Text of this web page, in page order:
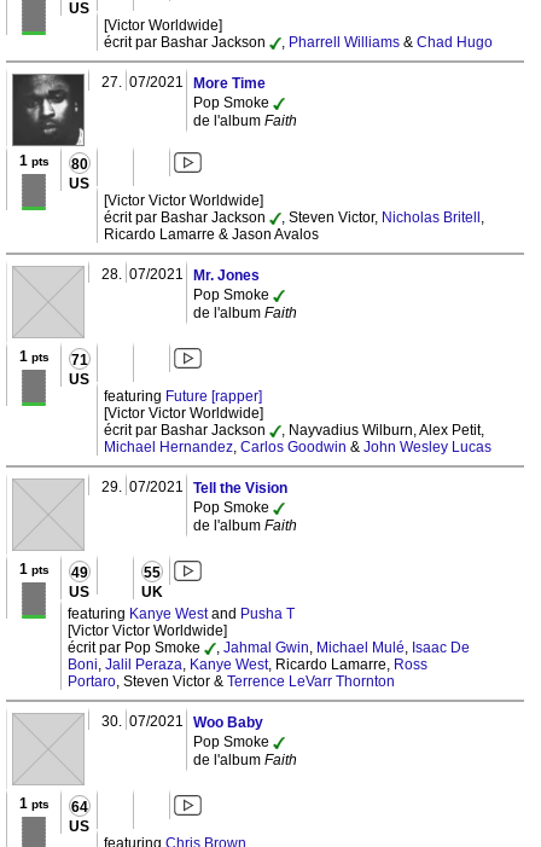
US
[Victor Worldwide]
écrit par Bashar Jackson
, Pharrell Williams & Chad Hugo
27. 07/2021
More Time
Pop Smoke
de l'album Faith
1 pts 80
US
[Victor Victor Worldwide]
écrit par Bashar Jackson
, Steven Victor, Nicholas Britell ,
Ricardo Lamarre & Jason Avalos
28. 07/2021
Mr. Jones
Pop Smoke
de l'album Faith
1 pts 71
US
featuring Future [rapper]
[Victor Victor Worldwide]
écrit par Bashar Jackson
, Nayvadius Wilburn, Alex Petit,
Michael Hernandez, Carlos Goodwin & John Wesley Lucas
29. 07/2021
Tell the Vision
Pop Smoke
de l'album Faith
1 pts 49
US
55
UK
featuring Kanye Westand Pusha T
[Victor Victor Worldwide]
écrit par Pop Smoke
, Jahmal Gwin, Michael Mulé, Isaac De
Boni, Jalil Peraza, Kanye West, Ricardo Lamarre, Ross
Portaro, Steven Victor & Terrence LeVarr Thornton
30. 07/2021
Woo Baby
Pop Smoke
de l'album Faith
1 pts 64
US
featuring Chris Brown